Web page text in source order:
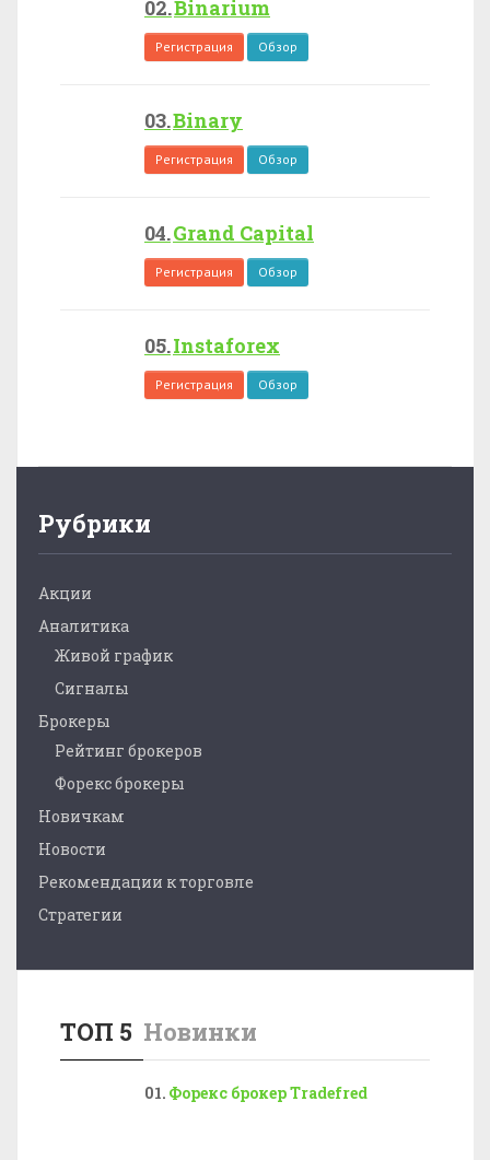
Binarium
Регистрация Обзор
Binary
Регистрация Обзор
Grand Capital
Регистрация Обзор
Instaforex
Регистрация Обзор
Рубрики
Акции
Аналитика
Живой график
Сигналы
Брокеры
Рейтинг брокеров
Форекс брокеры
Новичкам
Новости
Рекомендации к торговле
Стратегии
ТОП 5 Новинки
Форекс брокер Tradefred